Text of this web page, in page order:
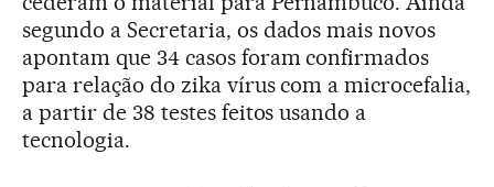
segundo a Secretaria, os dados mais novos
apontam que 34 casos foram confirmados
para relação do zika vírus com a microcefalia,
a partir de 38 testes feitos usando a
tecnologia.